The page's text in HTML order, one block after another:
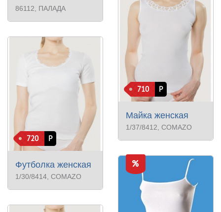
86112 , ПАЛАДА
720 Р
Футболка женская
1/30/8414, COMAZO
710 Р
Майка женская
1/37/8412, COMAZO